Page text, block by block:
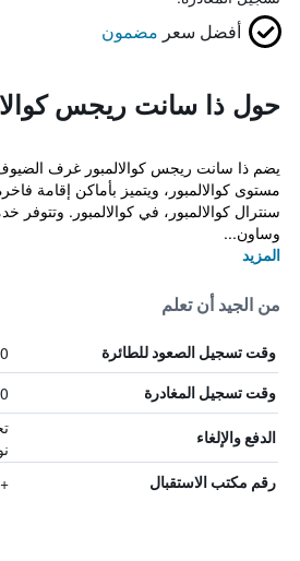
أفضل سعر مضمون
حول ذا سانت ريجس
يضم ذا سانت ريجس كوالالمبور غرف الضيوف
مستوى كوالالمبور، ويتميز بأماكن إقامة
سنترال كوالالمبور، في كوالالمبور. وتتوفر
وساون...
المزيد
من الجيد أن تعلم
وقت تسجيل الصعود للطائرة
وقت تسجيل المغادرة
الدفع والإلغاء
رقم مكتب الاستقبال +60 327 271 111